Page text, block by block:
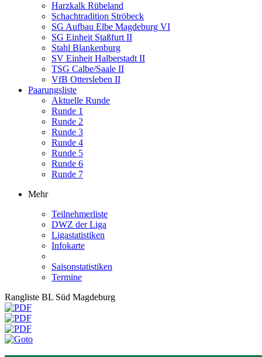
Harzkalk Rübeland
Schachtradition Ströbeck
SG Aufbau Elbe Magdeburg VI
SG Einheit Staßfurt II
Stahl Blankenburg
SV Einheit Halberstadt II
TSG Calbe/Saale II
VfB Ottersleben II
Paarungsliste
Aktuelle Runde
Runde 1
Runde 2
Runde 3
Runde 4
Runde 5
Runde 6
Runde 7
Mehr
Teilnehmerliste
DWZ der Liga
Ligastatistiken
Infokarte
Saisonstatistiken
Termine
Rangliste BL Süd Magdeburg